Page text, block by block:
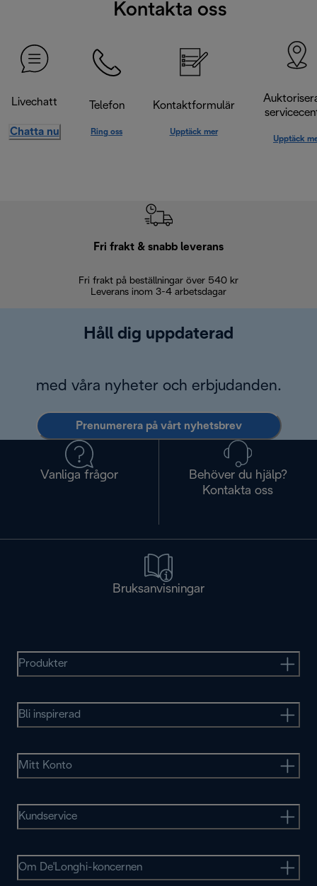
Kontakta oss
Livechatt
Chatta nu
Telefon
Ring oss
Kontaktformulär
Upptäck mer
Upptäck
Fri frakt & snabb leverans
Fri frakt på beställningar över 540 kr
Leverans inom 3-4 arbetsdagar
Håll dig uppdaterad
med våra nyheter och erbjudanden.
Prenumerera på vårt nyhetsbrev
Vanliga frågor
Behöver du hjälp?
Kontakta oss
Bruksanvisningar
Produkter
Bli inspirerad
Mitt Konto
Kundservice
Om De'Longhi-koncernen